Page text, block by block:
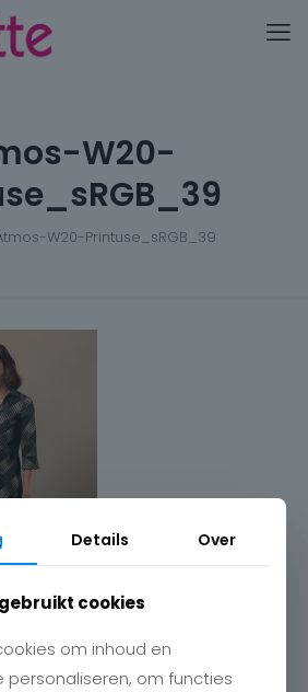
W20-
W20-Printuse_sRGB_39
Details Over
cookies
om inhoud en
om functies